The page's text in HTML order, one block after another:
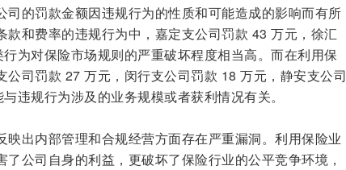
司的罚款金额因违规行为的性质和可能造成的影响而有所
和费率的违规行为中，嘉定支公司罚款 43 万元，徐汇
为对保险市场规则的严重破坏程度相当高。而在利用保
公司罚款 27 万元，闵行支公司罚款 18 万元，静安支公司
违规行为涉及的业务规模或者获利情况有关。
出内部管理和合规经营方面存在严重漏洞。利用保险业
公司自身的利益，更破坏了保险行业的公平竞争环境，